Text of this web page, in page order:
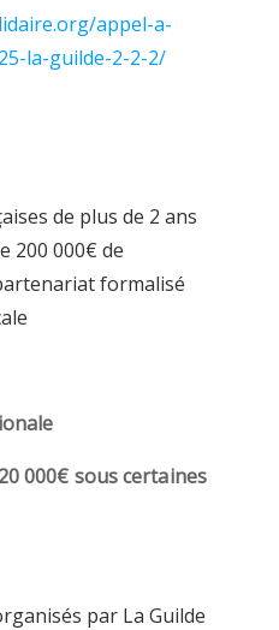
appel-a-
la-guilde-2-2-2/
de plus de 2 ans
200 000€ de
formalisé
000€ sous certaines
par La Guilde